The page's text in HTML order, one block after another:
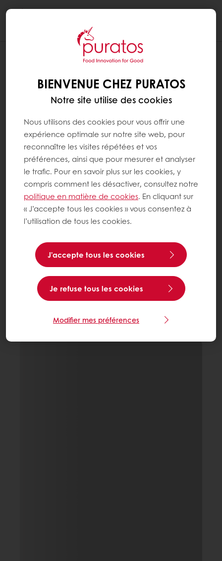
BIENVENUE CHEZ PURATOS
Notre site utilise des cookies
Nous utilisons des cookies pour vous offrir une
expérience optimale sur notre site web, pour
reconnaître les visites répétées et vos
préférences, ainsi que pour mesurer et analyser
le trafic. Pour en savoir plus sur les cookies, y
compris comment les désactiver, consultez notre
politique en matière de cookies. En cliquant sur
« J’accepte tous les cookies » vous consentez à
l’utilisation de tous les cookies.
J’accepte tous les cookies
Je refuse tous les cookies
Modifier mes préférences